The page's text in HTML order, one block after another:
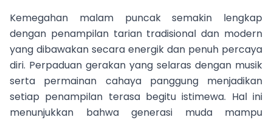
Kemegahan malam puncak semakin lengkap
dengan penampilan tarian tradisional dan modern
yang dibawakan secara energik dan penuh percaya
diri. Perpaduan gerakan yang selaras dengan musik
serta permainan cahaya panggung menjadikan
setiap penampilan terasa begitu istimewa. Hal ini
menunjukkan bahwa generasi muda mampu